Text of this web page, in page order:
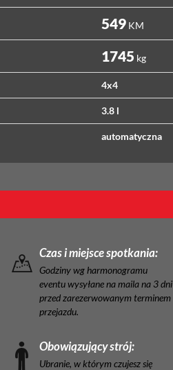
549 KM
1745 kg
4x4
3.8 l
automatyczna
Czas i miejsce spotkania:
Godziny wg harmonogramu
eventu wysyłane na maila na 3 dni
przed zarezerwowanym terminem
przejazdu.
Obowiązujący strój:
Ubranie, w którym czujesz się